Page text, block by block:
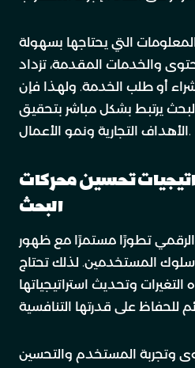
التي يحتاجها بسهولة
والخدمات المقدمة، تزداد
أو طلب الخدمة. ولهذا فإن
يرتبط بشكل مباشر بتحقيق
الأهداف التجارية ونمو الأعمال.
تحسين محركات
البحث
تطورًا مستمرًا مع ظهور
سلوك المستخدمين. لذلك تحتاج
وتحديث استراتيجياتها
وتجربة المستخدم والتحسين